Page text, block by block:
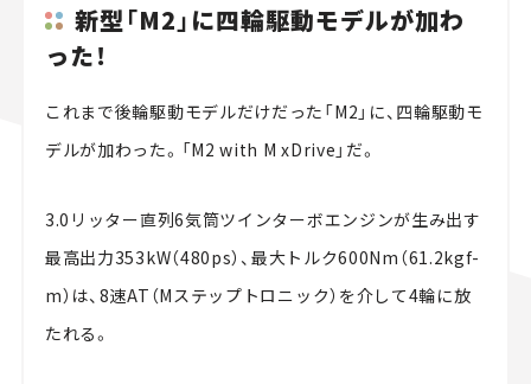
新型「M2」に四輪駆動モデルが加わ
った！
これまで後輪駆動モデルだけだった「M2」に、四輪駆動モ
デルが加わった。「M2 with M xDrive」だ。
3.0リッター直列6気筒ツインターボエンジンが生み出す
最高出力353kW（480ps）、最大トルク600Nm（61.2kgf-
m）は、8速AT（Mステップトロニック）を介して4輪に放
たれる。